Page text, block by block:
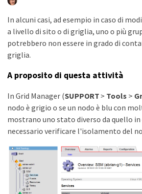
In alcuni casi, ad esempio in caso di
a livello di sito o di griglia, uno o più
potrebbero non essere in grado di
griglia.
A proposito di questa attività
In Grid Manager (SUPPORT > Tools >
nodo è grigio o se un nodo è blu con
mostrano uno stato diverso da quello in
necessario verificare l'isolamento del